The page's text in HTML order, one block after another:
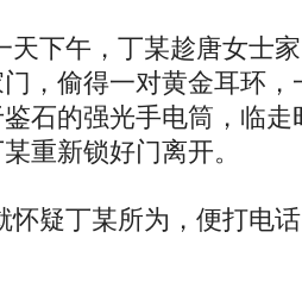
天下午，丁某趁唐女士
，偷得一对黄金耳环
石的强光手电筒，临
重新锁好门离开。
怀疑丁某所为，便打电